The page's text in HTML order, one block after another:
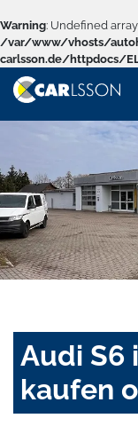
Warning: Undefined
/var/www/vhosts/
carlsson.de/httpdocs/
Audi S6
kaufen